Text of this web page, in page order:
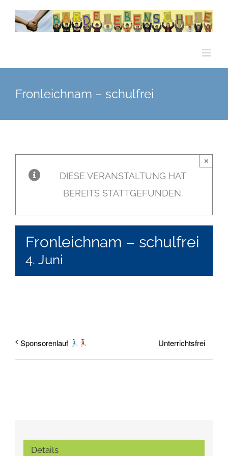
Zum
Inhalt
Fronleichnam – schulfrei
DIESE VERANSTALTUNG HAT
BEREITS STATTGEFUNDEN.
×
Fronleichnam – schulfrei
4. Juni
Sponsorenlauf Unterrichtsfrei
Details